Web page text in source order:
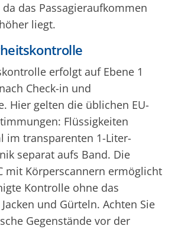
das Passagieraufkommen
liegt.
erfolgt auf Ebene 1
Check-in und
Hier gelten die üblichen EU-
Flüssigkeiten
im transparenten 1-Liter-
separat aufs Band. Die
mit Körperscannern ermöglicht
Kontrolle ohne das
und Gürteln. Achten Sie
Gegenstände vor der